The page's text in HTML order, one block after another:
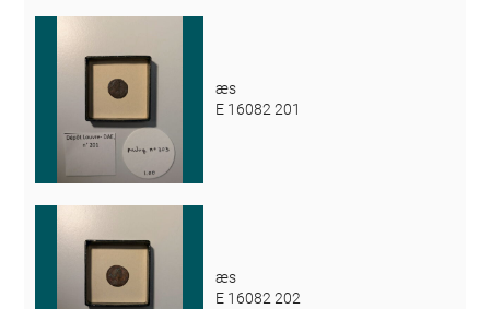
æs
E 16082 201
æs
E 16082 202